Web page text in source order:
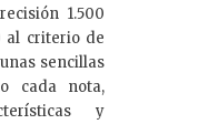
1.500
al criterio de
sencillas
cada nota,
y